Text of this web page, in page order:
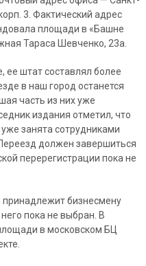
3. Фактический адрес
площади в «Башне
Тараса Шевченко, 23а.
ее штат составлял более
в наш город останется
часть из них уже
издания отметил, что
занята сотрудниками
должен завершиться
перерегистрации пока не
принадлежит бизнесмену
пока не выбран. В
в московском БЦ